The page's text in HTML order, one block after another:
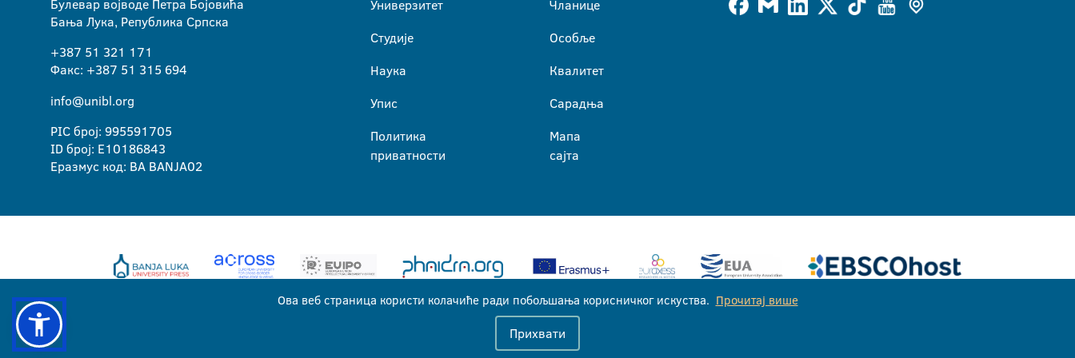
Булевар војводе Петра Бојовића
Бања Лука, Република Српска
+387 51 321 171
Факс: +387 51 315 694
info@unibl.org
PIC број: 995591705
ID број: E10186843
Еразмус код: BA BANJA02
Универзитет
Студије
Наука
Упис
Политика
приватности
Чланице
Особље
Квалитет
Сарадња
Мапа
сајта
Универзитет у Бањој Луци © 2026
Сва права задржана
Ова веб страница користи колачиће ради побољшања корисничког искуства. Прочитај више
Прихвати